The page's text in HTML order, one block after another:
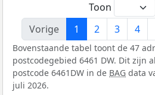
Toon
Vorige
1 2 3 4
Bovenstaande tabel toont de 47
postcodegebied 6461 DW. Dit zijn
postcode 6461DW in de BAG data
juli 2026.